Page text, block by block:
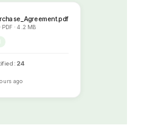
PDF · 4.2 MB
24
ago